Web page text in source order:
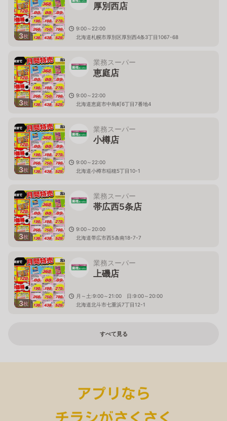
3枚
厚別西店
9:00～22:00
北海道札幌市厚別区厚別西4条3丁目1067-68
3枚
業務スーパー
恵庭店
9:00～22:00
北海道恵庭市中島町6丁目7番地4
3枚
業務スーパー
小樽店
9:00～22:00
北海道小樽市稲穂5丁目10-1
3枚
業務スーパー
帯広西5条店
9:00～20:00
北海道帯広市西5条南18-7-7
3枚
業務スーパー
上磯店
月～土:9:00～21:00 日:9:00～20:00
北海道北斗市七重浜7丁目12-1
すべて見る